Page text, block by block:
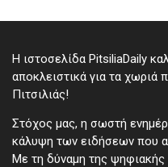
Η ιστοσελίδα PitsiliaDaily
αποκλειστικά για τα χωριά
Πιτσιλιάς!
Στόχος μας, η σωστή
κάλυψη των ειδήσεων που
Με τη δύναμη της ψηφιακής